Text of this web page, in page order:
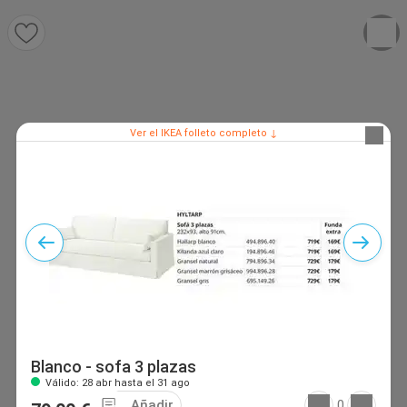
Ver el IKEA folleto completo ↓
Blanco - sofa 3 plazas
Válido: 28 abr hasta el 31 ago